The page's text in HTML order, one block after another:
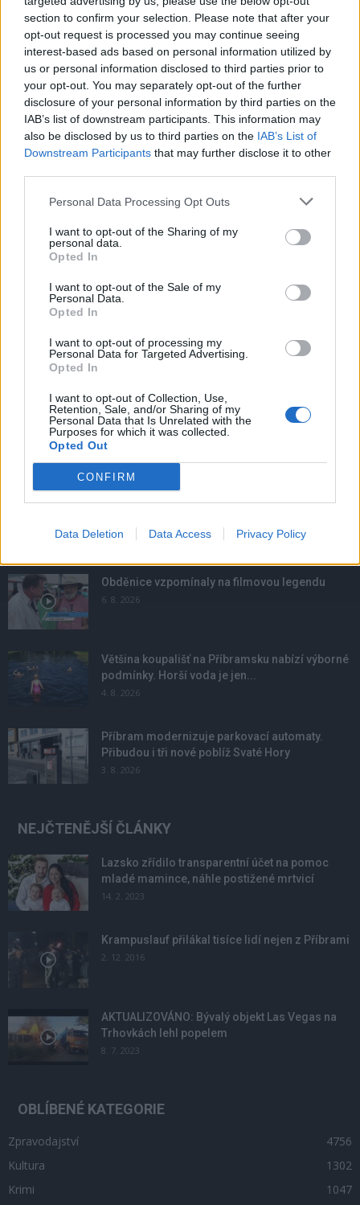
section to confirm your selection. Please note that after your
opt-out request is processed you may continue seeing
interest-based ads based on personal information utilized by
us or personal information disclosed to third parties prior to
your opt-out. You may separately opt-out of the further
disclosure of your personal information by third parties on the
IAB’s list of downstream participants. This information may
also be disclosed by us to third parties on the IAB’s List of
Downstream Participants that may further disclose it to other
Personal Data Processing Opt Outs
I want to opt-out of the Sharing of my
personal data.
Opted In
I want to opt-out of the Sale of my
Personal Data.
Opted In
I want to opt-out of processing my
Personal Data for Targeted Advertising.
Opted In
I want to opt-out of Collection, Use,
Retention, Sale, and/or Sharing of my
Personal Data that Is Unrelated with the
Purposes for which it was collected.
Opted Out
CONFIRM
Data Deletion Data Access Privacy Policy
Březnicko
Na zámku v Bukovanech tráví prázdniny
přes 70 dětí. Příměstské tábory se konají
poprvé
Zámek Březnice se objeví v televizním
cyklu Skryté skvosty
Březnicko
Obděnice vzpomínaly na filmovou legendu
6. 8. 2026
Většina koupališť na Příbramsku nabízí výborné
podmínky. Horší voda je jen...
4. 8. 2026
Příbram modernizuje parkovací automaty.
Přibudou i tři nové poblíž Svaté Hory
3. 8. 2026
NEJČTENĚJŠÍ ČLÁNKY
Lazsko zřídilo transparentní účet na pomoc
mladé mamince, náhle postižené mrtvicí
14. 2. 2023
Krampuslauf přilákal tisíce lidí nejen z Příbrami
2. 12. 2016
AKTUALIZOVÁNO: Bývalý objekt Las Vegas na
Trhovkách lehl popelem
8. 7. 2023
OBLÍBENÉ KATEGORIE
Zpravodajství
4756
Kultura
1302
Krimi
1047